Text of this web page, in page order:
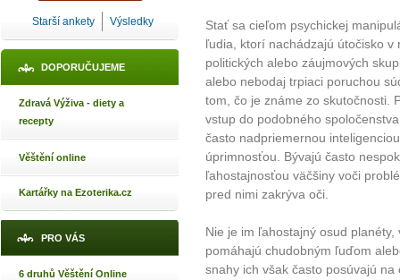
Starší ankety Výsledky
DOPORUČUJEME
Zdravá Výživa - diety a
recepty
Věštění online
Kartářky na Ezoterika.cz
PRO VÁS
6 druhů Věštění Online
Stať sa cieľom psychickej
ľudia, ktorí nachádzajú útočisko v
politických alebo záujmových
alebo nebodaj trpiaci poruchou
tom, čo je známe zo skutočnosti.
vstup do podobného
často nadpriemernou
úprimnosťou. Bývajú často
ľahostajnosťou väčšiny voči
pred nimi zakrýva oči.
Nie je im ľahostajný osud
pomáhajú chudobným ľuďom
snahy ich však často posúvajú